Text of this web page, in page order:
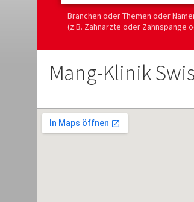
Branchen oder Themen oder
(z.B. Zahnärzte oder Zahnspange
Mang-Klinik